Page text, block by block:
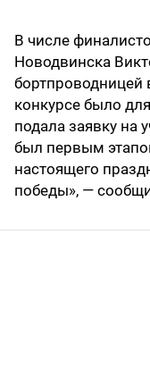
В числе
Новодвинска
бортпроводницей
конкурсе было
подала заявку на
был первым
настоящего
победы», —